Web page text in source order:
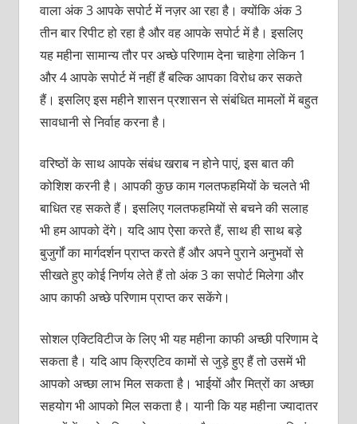
वाला अंक 3 आपके सपोर्ट में नज़र आ रहा है। क्योंकि अंक 3
तीन बार रिपीट हो रहा है और वह आपके सपोर्ट में है। इसलिए
यह महीना सामान्य तौर पर अच्छे परिणाम देना चाहेगा लेकिन 1
और 4 आपके सपोर्ट में नहीं हैं बल्कि आपका विरोध कर सकते
हैं। इसलिए इस महीने शासन प्रशासन से संबंधित मामलों में बहुत
सावधानी से निर्वाह करना है।
वरिष्ठों के साथ आपके संबंध खराब न होने पाएं, इस बात की
कोशिश करनी है। आपकी कुछ काम गलतफहमियों के चलते भी
बाधित रह सकते हैं। इसलिए गलतफहमियों से बचने की सलाह
भी हम आपको देंगे। यदि आप ऐसा करते हैं, साथ ही साथ बड़े
बुजुर्गों का मार्गदर्शन प्राप्त करते हैं और अपने पुराने अनुभवों से
सीखते हुए कोई निर्णय लेते हैं तो अंक 3 का सपोर्ट मिलेगा और
आप काफी अच्छे परिणाम प्राप्त कर सकेंगे।
सोशल एक्टिविटीज के लिए भी यह महीना काफी अच्छी परिणाम दे
सकता है। यदि आप क्रिएटिव कामों से जुड़े हुए हैं तो उसमें भी
आपको अच्छा लाभ मिल सकता है। भाईयों और मित्रों का अच्छा
सहयोग भी आपको मिल सकता है। यानी कि यह महीना ज्यादातर